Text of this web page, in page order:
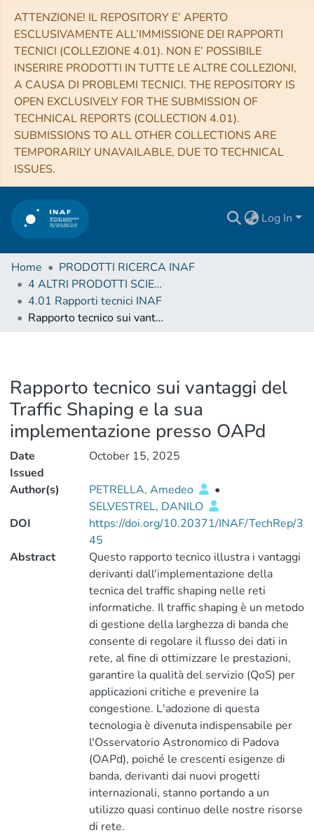
ATTENZIONE! IL REPOSITORY E’ APERTO
ESCLUSIVAMENTE ALL’IMMISSIONE DEI RAPPORTI
TECNICI (COLLEZIONE 4.01). NON E’ POSSIBILE
INSERIRE PRODOTTI IN TUTTE LE ALTRE COLLEZIONI,
A CAUSA DI PROBLEMI TECNICI. THE REPOSITORY IS
OPEN EXCLUSIVELY FOR THE SUBMISSION OF
TECHNICAL REPORTS (COLLECTION 4.01).
SUBMISSIONS TO ALL OTHER COLLECTIONS ARE
TEMPORARILY UNAVAILABLE, DUE TO TECHNICAL
ISSUES.
Log In
Home
PRODOTTI RICERCA INAF
4 ALTRI PRODOTTI SCIENTIFICI (Other scientific products)
4.01 Rapporti tecnici INAF
Rapporto tecnico sui vantaggi del Traffic Shaping e la sua implementazione presso OAPd
Rapporto tecnico sui vantaggi del
Traffic Shaping e la sua
implementazione presso OAPd
Date
Issued
October 15, 2025
Author(s) PETRELLA, Amedeo
•
SELVESTREL, DANILO
DOI
https://doi.org/10.20371/INAF/TechRep/3
45
Abstract
Questo rapporto tecnico illustra i vantaggi
derivanti dall'implementazione della
tecnica del traffic shaping nelle reti
informatiche. Il traffic shaping è un metodo
di gestione della larghezza di banda che
consente di regolare il flusso dei dati in
rete, al fine di ottimizzare le prestazioni,
garantire la qualità del servizio (QoS) per
applicazioni critiche e prevenire la
congestione. L'adozione di questa
tecnologia è divenuta indispensabile per
l'Osservatorio Astronomico di Padova
(OAPd), poiché le crescenti esigenze di
banda, derivanti dai nuovi progetti
internazionali, stanno portando a un
utilizzo quasi continuo delle nostre risorse
di rete.